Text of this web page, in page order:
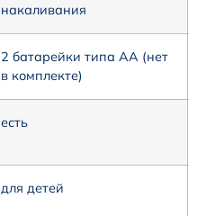
накаливания
2 батарейки типа AA (нет
в комплекте)
есть
для детей